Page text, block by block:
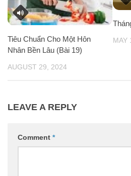
Tiêu Chuẩn Cho Một Hôn
Nhân Bền Lâu (Bài 19)
AUGUST 29, 2024
MAY
LEAVE A REPLY
Comment *